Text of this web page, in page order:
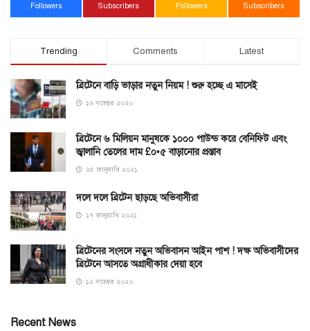
Followers Subscribers Followers Subscribers
Trending Comments Latest
ব্রিটেনে বাড়ি ভাড়ার নতুন নিয়ম ! শুরু হচ্ছে এ মাসেই
১৬ নভেম্বর ২০২০
ব্রিটেনে ৬ মিলিয়ন মানুষকে ১০০০ পাউন্ড করে বেনিফিট এবং
জ্বালানি তেলের দাম £০•৫ বাড়ানোর প্রস্তাব
২৫ জানুয়ারি ২০২১
দলে দলে ব্রিটেন ছাড়ছে অভিবাসীরা
১৭ জানুয়ারি ২০২১
ব্রিটেনের সংসদে নতুন অভিবাসন আইন পাশ ! দক্ষ অভিবাসীদের
ব্রিটেনে আসতে অগ্রাধীকার দেয়া হবে
১২ নভেম্বর ২০২০
Recent News